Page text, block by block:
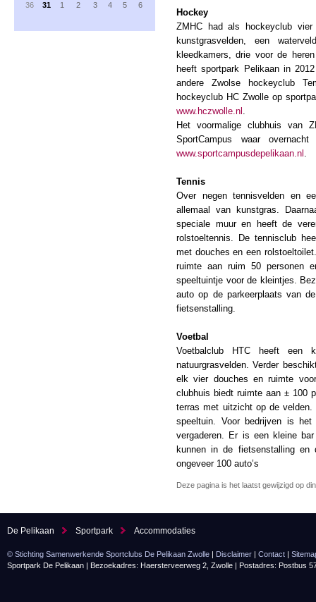
36
31 1 2 3 4 5 6
Hockey
ZMHC had als hockeyclub
kunstgrasvelden, een
kleedkamers, drie voor de
heeft sportpark Pelikaan in
andere Zwolse hockeyclub
hockeyclub HC Zwolle op
www.hczwolle.nl .
Het voormalige clubhuis van
SportCampus waar
www.sportcampusdepelikaan.nl .
Tennis
Over negen tennisvelden en
allemaal van kunstgras.
speciale muur en heeft de
rolstoeltennis. De tennisclub
met douches en een
ruimte aan ruim 50 personen
speeltuintje voor de kleintjes.
auto op de parkeerplaats van
fietsenstalling.
Voetbal
Voetbalclub HTC heeft een
natuurgrasvelden. Verder
elk vier douches en ruimte
clubhuis biedt ruimte aan ± 100
terras met uitzicht op de
speeltuin. Voor bedrijven is
vergaderen. Er is een kleine
kunnen in de fietsenstalling en
ongeveer 100 auto’s
Deze pagina is het laatst gewijzigd op
De Pelikaan Sportpark Accommodaties
© Stichting Samenwerkende Sportclubs De Pelikaan Zwolle | Disclaimer | Contact |
Sportpark De Pelikaan | Bezoekadres: Haersterveerweg 2, Zwolle | Postadres: Postbus